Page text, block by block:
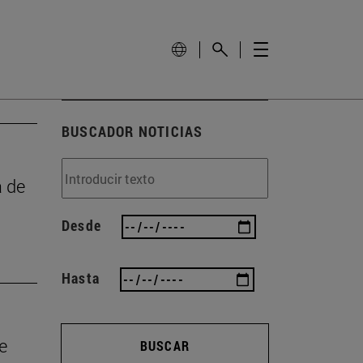
de
BUSCADOR NOTICIAS
Desde
Hasta
BUSCAR